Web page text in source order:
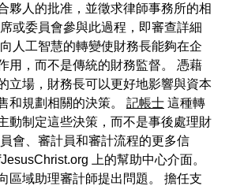
夥人的批准，並徵求律師事務所的相
或委員會參與此過程，即審查詳細
人工智慧的轉變使財務長能夠在企
用，而不是傳統的財務監督。 憑藉
立場，財務長可以更好地影響與資本
和規劃相關的決策。 記帳士 這種轉
動制定這些決策，而不是事後處理財
會、審計員和審計流程的更多信
上的幫助中心介面。
區域助理審計師提出問題。 擔任支